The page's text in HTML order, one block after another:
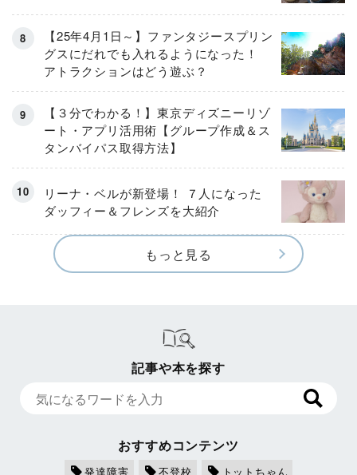
【25年4月1日～】ファンタジースプリン
グスにだれでも入れるようになった！
アトラクションはどう遊ぶ？
【３分でわかる！】東京ディズニーリゾ
ート・アプリ活用術【グループ作成＆ス
タンバイパス取得方法】
リーナ・ベルが新登場！ ７人になった
ダッフィー＆フレンズを大紹介
もっと見る
記事や本を探す
おすすめコンテンツ
発達障害 不登校
トットちゃん